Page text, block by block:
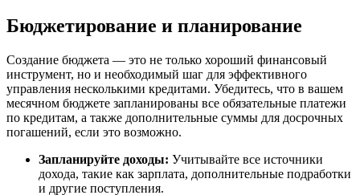
Бюджетирование и планирование
Создание бюджета — это не только хороший финансовый
инструмент, но и необходимый шаг для эффективного
управления несколькими кредитами. Убедитесь, что в вашем
месячном бюджете запланированы все обязательные платежи
по кредитам, а также дополнительные суммы для досрочных
погашений, если это возможно.
Запланируйте доходы: Учитывайте все источники
дохода, такие как зарплата, дополнительные подработки
и другие поступления.